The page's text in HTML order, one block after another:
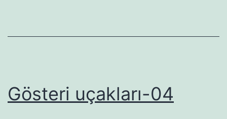
Gösteri uçakları-04